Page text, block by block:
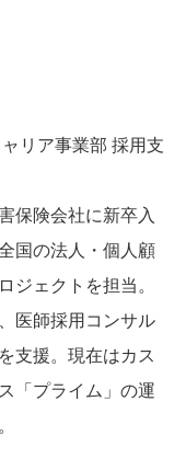
リア事業部 採用支
保険会社に新卒入
国の法人・個人顧
ジェクトを担当。
医師採用コンサル
支援。現在はカス
「プライム」の運